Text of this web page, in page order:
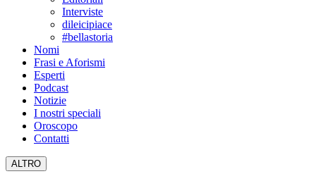
Interviste
dileicipiace
#bellastoria
Nomi
Frasi e Aforismi
Esperti
Podcast
Notizie
I nostri speciali
Oroscopo
Contatti
ALTRO